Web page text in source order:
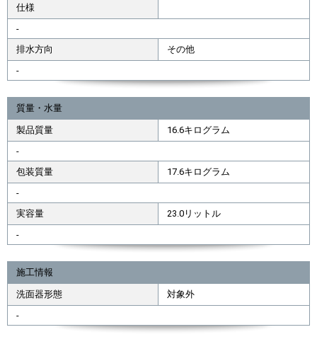
仕様
-
排水方向
その他
-
質量・水量
製品質量
16.6キログラム
-
包装質量
17.6キログラム
-
実容量
23.0リットル
-
施工情報
洗面器形態
対象外
-